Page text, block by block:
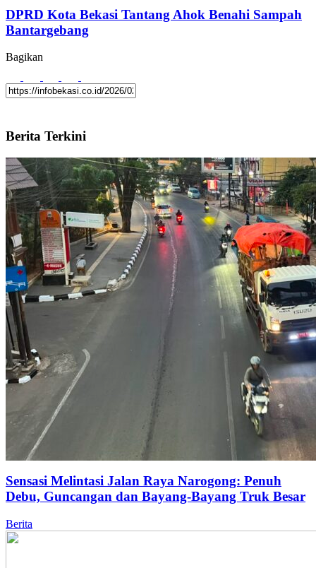
DPRD Kota Bekasi Tantang Ahok Benahi Sampah
Bantargebang
Bagikan
Berita Terkini
Sensasi Melintasi Jalan Raya Narogong: Penuh
Debu, Guncangan dan Bayang-Bayang Truk Besar
Berita